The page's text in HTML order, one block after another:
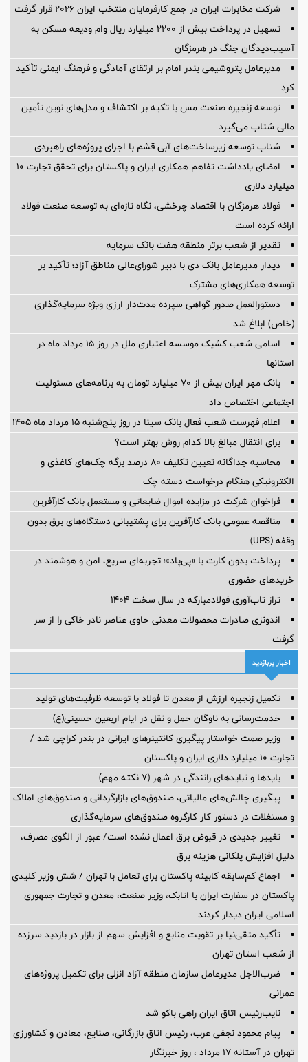
شرکت مخابرات ایران در جمع کارفرمایان منتخب ایران ۲۰۲۶ قرار گرفت
تسهیل در پرداخت بیش از ۲۲۰۰ میلیارد ریال وام ودیعه مسکن به
آسیب‌دیدگان جنگ در هرمزگان
مدیرعامل پتروشیمی بندر امام بر ارتقای آمادگی و فرهنگ ایمنی تأکید
کرد
توسعه زنجیره صنعت مس با تکیه بر اکتشاف و مدل‌های نوین تأمین
مالی شتاب می‌گیرد
شتاب توسعه زیرساخت‌های آبی قشم با اجرای پروژه‌های راهبردی
امضای یادداشت تفاهم همکاری ایران و پاکستان برای تحقق تجارت ۱۰
میلیارد دلاری
فولاد هرمزگان با اقتصاد چرخشی، نگاه تازه‌ای به توسعه صنعت فولاد
ارائه کرده است
تقدیر از شعب برتر منطقه هفت بانک سرمایه
دیدار مدیرعامل بانک دی با دبیر شورای‌عالی مناطق آزاد؛ تأکید بر
توسعه همکاری‌های مشترک
دستورالعمل صدور گواهی سپرده مدت‌دار ارزی ویژه سرمایه‌گذاری
(خاص) ابلاغ شد
اسامی شعب کشیک موسسه اعتباری ملل در روز 15 مرداد ماه در
استانها
بانک مهر ایران بیش از ۷۰ میلیارد تومان به برنامه‌های مسئولیت
اجتماعی اختصاص داد
اعلام فهرست شعب فعال بانک سینا در روز پنج‌شنبه 15 مرداد ماه 1405
برای انتقال مبالغ بالا کدام روش بهتر است؟
محاسبه جداگانه تعیین تکلیف 80 درصد برگه چک‌های کاغذی و
الکترونیکی هنگام درخواست دسته چک
فراخوان شرکت در مزایده اموال ضایعاتی و مستعمل بانک کارآفرین
مناقصه عمومی بانک کارآفرین برای پشتیبانی دستگاه‌های برق بدون
وقفه (UPS)
پرداخت بدون کارت با «پی‌پاد»؛ تجربه‌ای سریع، امن و هوشمند در
خریدهای حضوری
تراز تاب‌آوری فولادمبارکه در سال سخت ۱۴۰۴
اندونزی صادرات محصولات معدنی حاوی عناصر نادر خاکی را از سر
گرفت
اخبار پربازدید
تکمیل زنجیره ارزش از معدن تا فولاد با توسعه ظرفیت‌های تولید
خدمت‌رسانی به ناوگان حمل و نقل در ایام اربعین حسینی(ع)
وزیر صمت خواستار پیگیری کانتینرهای ایرانی در بندر کراچی شد /
تجارت ۱۰ میلیارد دلاری ایران و پاکستان
بایدها و نبایدهای رانندگی در شهر (۷ نکته مهم)
پیگیری چالش‌های مالیاتی، صندوق‌های بازارگردانی و صندوق‌های املاک
و مستغلات در دستور کار کارگروه صندوق‌های سرمایه‌گذاری
تغییر جدیدی در قبوض برق اعمال نشده است/ عبور از الگوی مصرف،
دلیل افزایش پلکانی هزینه برق
اجماع کم‌سابقه کابینه پاکستان برای تعامل با تهران / شش وزیر کلیدی
پاکستان در سفارت ایران با اتابک، وزیر صنعت، معدن و تجارت جمهوری
اسلامی ایران دیدار کردند
تأکید متقی‌نیا بر تقویت منابع و افزایش سهم از بازار در بازدید سرزده
از شعب استان تهران
ضرب‌الاجل مدیرعامل سازمان منطقه آزاد انزلی برای تكمیل پروژه‌های
عمرانی
نایب‌رئیس اتاق ایران راهی باکو شد
پیام محمود نجفی عرب، رئیس اتاق بازرگانی، صنایع، معادن و کشاورزی
تهران در آستانه 17 مرداد ، روز خبرنگار